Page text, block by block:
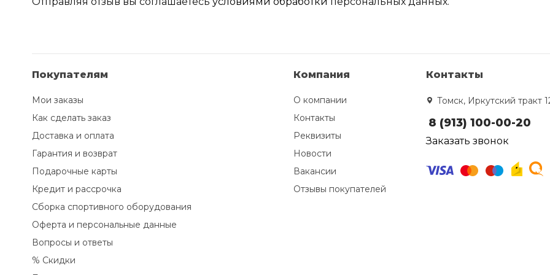
Покупателям
Мои заказы
Как сделать заказ
Доставка и оплата
Гарантия и возврат
Подарочные карты
Кредит и рассрочка
Сборка спортивного оборудования
Оферта и персональные данные
Вопросы и ответы
% Скидки
Компания
О компании
Контакты
Реквизиты
Новости
Вакансии
Отзывы покупателей
Контакты
Томск, Иркутский тракт
8 (913) 100-00-20
Заказать звонок